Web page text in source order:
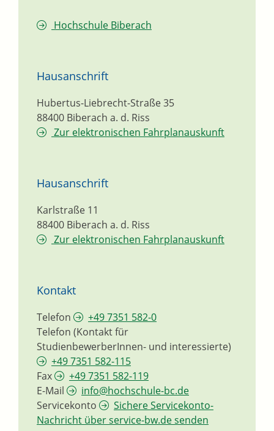
Hochschule Biberach
Hausanschrift
Hubertus-Liebrecht-Straße 35
88400 Biberach a. d. Riss
Zur elektronischen Fahrplanauskunft
Hausanschrift
Karlstraße 11
88400 Biberach a. d. Riss
Zur elektronischen Fahrplanauskunft
Kontakt
Telefon
+49 7351 582-0
Telefon (Kontakt für
StudienbewerberInnen- und interessierte)
+49 7351 582-115
Fax
+49 7351 582-119
E-Mail
info@hochschule-bc.de
Servicekonto
Sichere Servicekonto-
Nachricht über service-bw.de senden